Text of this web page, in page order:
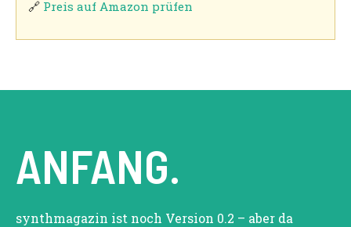
🔗 Preis auf Amazon prüfen
ANFANG.
synthmagazin ist noch Version 0.2 – aber da